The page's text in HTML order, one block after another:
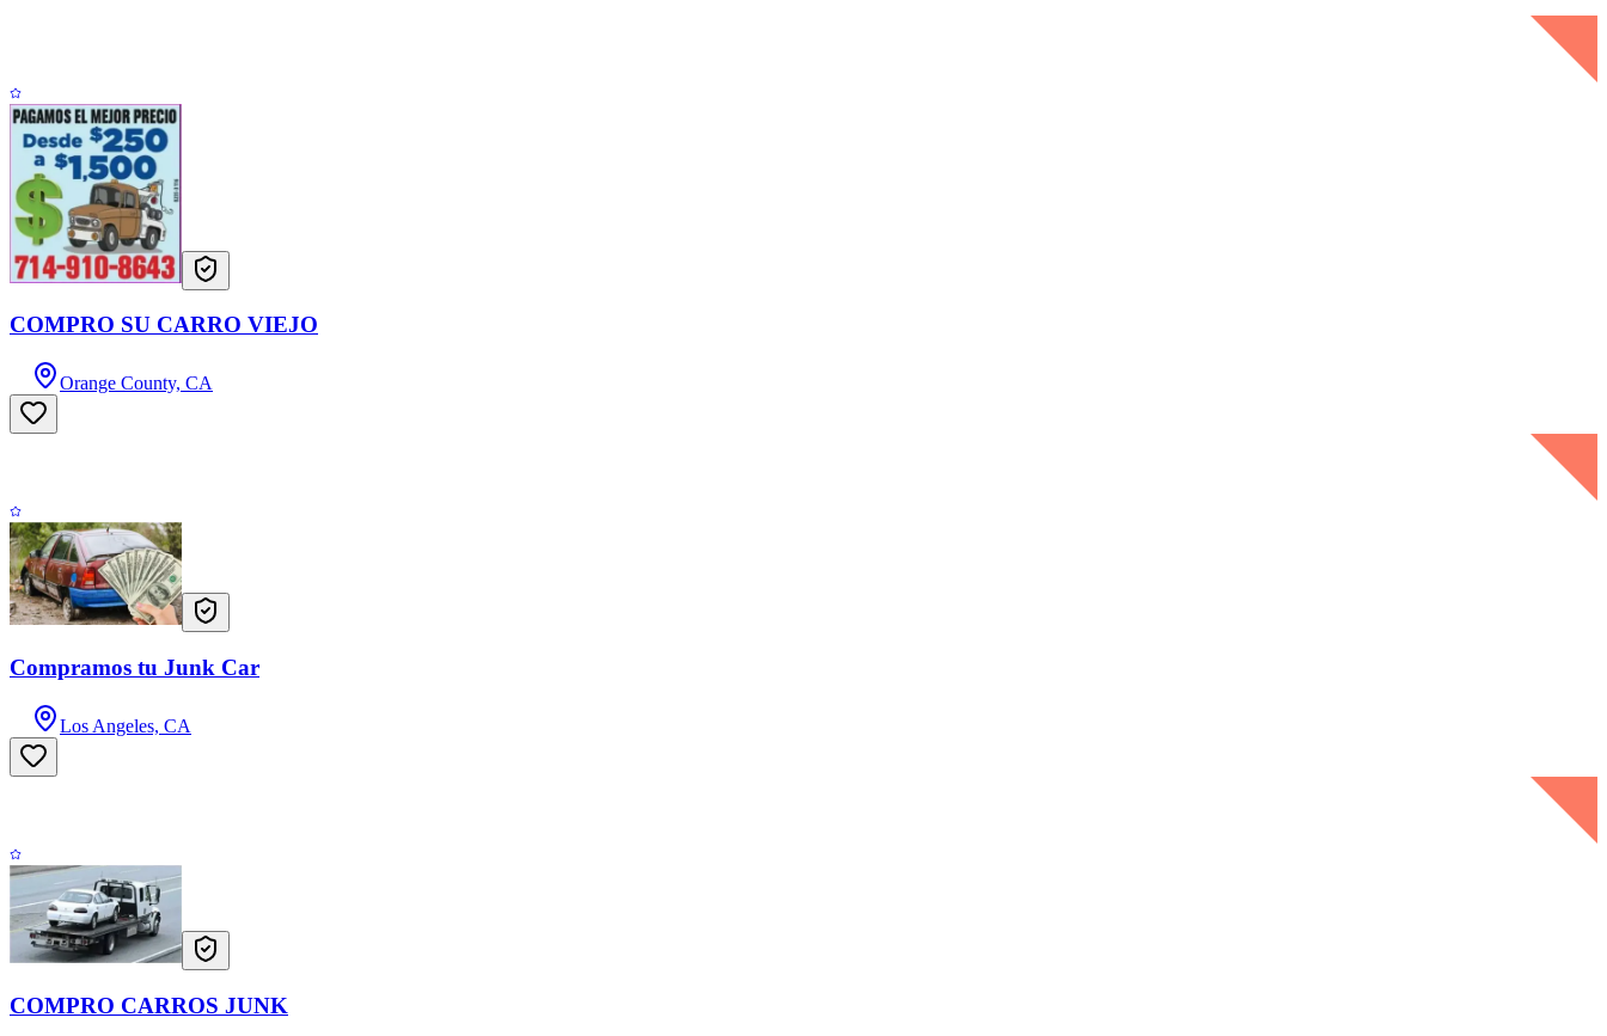
COMPRO SU CARRO VIEJO
Orange County, CA
Compramos tu Junk Car
Los Angeles, CA
COMPRO CARROS JUNK